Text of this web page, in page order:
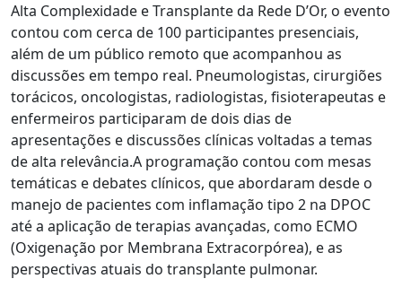
Alta Complexidade e Transplante da Rede D’Or, o evento
contou com cerca de 100 participantes presenciais,
além de um público remoto que acompanhou as
discussões em tempo real. Pneumologistas, cirurgiões
torácicos, oncologistas, radiologistas, fisioterapeutas e
enfermeiros participaram de dois dias de
apresentações e discussões clínicas voltadas a temas
de alta relevância.A programação contou com mesas
temáticas e debates clínicos, que abordaram desde o
manejo de pacientes com inflamação tipo 2 na DPOC
até a aplicação de terapias avançadas, como ECMO
(Oxigenação por Membrana Extracorpórea), e as
perspectivas atuais do transplante pulmonar.